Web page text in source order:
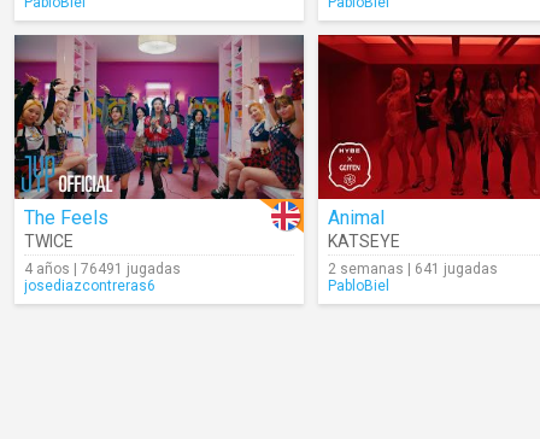
The Feels
TWICE
4 años | 76491 jugadas
josediazcontreras6
Animal
KATSEYE
2 semanas | 641 jugadas
PabloBiel